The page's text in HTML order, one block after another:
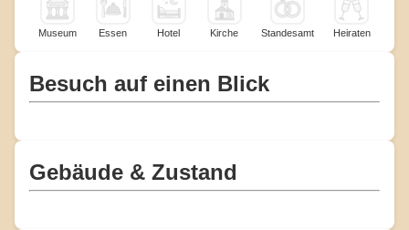
Museum Essen Hotel Kirche Standesamt Heiraten
Besuch auf einen Blick
Gebäude & Zustand